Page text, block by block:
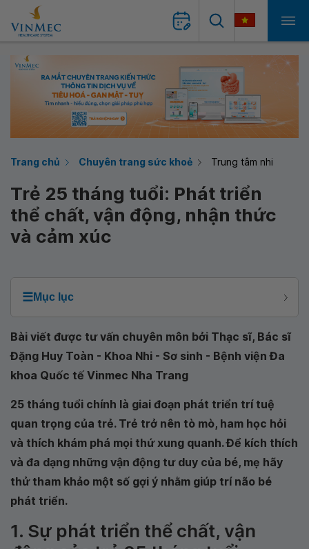
Trang chủ Chuyên trang sức khoẻ Trung tâm nhi
Trẻ 25 tháng tuổi: Phát triển
thể chất, vận động, nhận thức
và cảm xúc
☰Mục lục
Bài viết được tư vấn chuyên môn bởi Thạc sĩ, Bác sĩ
Đặng Huy Toàn - Khoa Nhi - Sơ sinh - Bệnh viện Đa
khoa Quốc tế Vinmec Nha Trang
25 tháng tuổi chính là giai đoạn phát triển trí tuệ
quan trọng của trẻ. Trẻ trở nên tò mò, ham học hỏi
và thích khám phá mọi thứ xung quanh. Để kích thích
và đa dạng những vận động tư duy của bé, mẹ hãy
thử tham khảo một số gợi ý nhằm giúp trí não bé
phát triển.
1. Sự phát triển thể chất, vận